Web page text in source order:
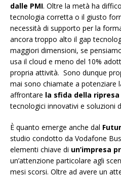
dalle PMI. Oltre la metà ha
tecnologia corretta o il giusto
necessità di supporto per la
ancora troppo alto il gap
maggiori dimensioni, se
usa il cloud e meno del 10%
propria attività. Sono dunque
mai sono chiamate a potenziare
affrontare la sfida della ripresa
tecnologici innovativi e soluzioni
È quanto emerge anche dal
studio condotto da Vodafone
elementi chiave di un’impresa
un’attenzione particolare agli
mesi scorsi. Oltre ad avere un